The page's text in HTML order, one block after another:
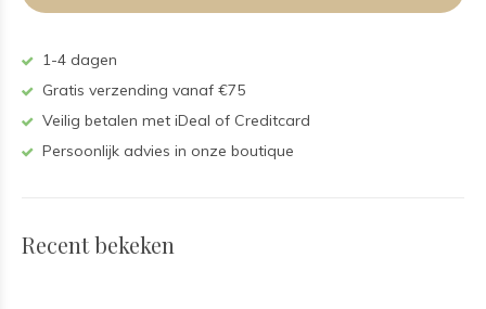
1-4 dagen
Gratis verzending vanaf €75
Veilig betalen met iDeal of Creditcard
Persoonlijk advies in onze boutique
Recent bekeken